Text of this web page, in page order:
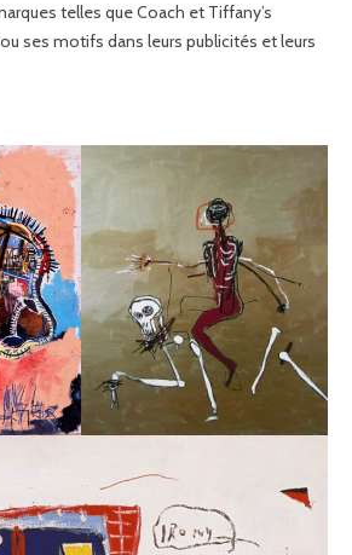
telles que Coach et Tiffany’s
ses motifs dans leurs publicités et leurs